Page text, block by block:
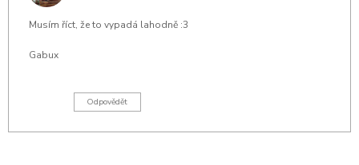
Musím říct, že to vypadá lahodně :3
Gabux
Odpovědět